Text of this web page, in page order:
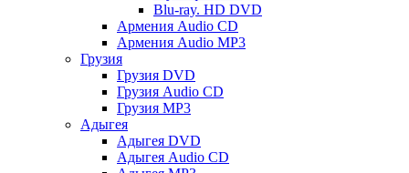
Blu-ray. HD DVD
Армения Audio CD
Армения Audio MP3
Грузия
Грузия DVD
Грузия Audio CD
Грузия MP3
Адыгея
Адыгея DVD
Адыгея Audio CD